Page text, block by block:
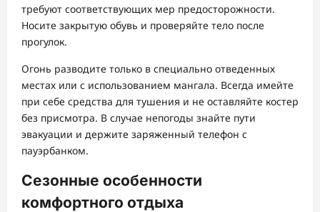
требуют соответствующих мер предосторожности.
Носите закрытую обувь и проверяйте тело после
прогулок.
Огонь разводите только в специально отведенных
местах или с использованием мангала. Всегда имейте
при себе средства для тушения и не оставляйте костер
без присмотра. В случае непогоды знайте пути
эвакуации и держите заряженный телефон с
пауэрбанком.
Сезонные особенности
комфортного отдыха